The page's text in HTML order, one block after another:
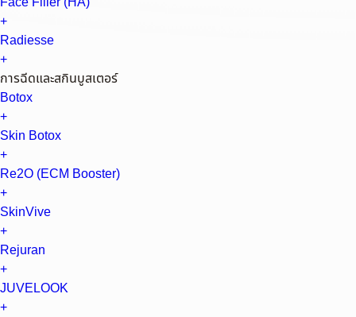
+
Radiesse
+
การฉีดและสกินบูสเตอร์
Botox
+
Skin Botox
+
Re2O (ECM Booster)
+
SkinVive
+
Rejuran
+
JUVELOOK
+